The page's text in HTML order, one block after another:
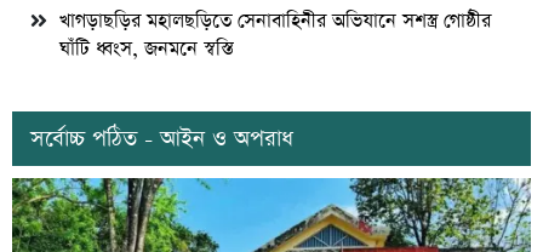
খাগড়াছড়ির মহালছড়িতে সেনাবাহিনীর অভিযানে সশস্ত্র গোষ্ঠীর
ঘাঁটি ধ্বংস, জনমনে স্বস্তি
সর্বোচ্চ পঠিত - আইন ও অপরাধ